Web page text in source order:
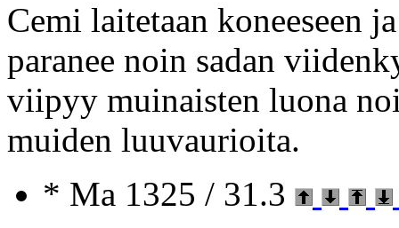
Cemi laitetaan koneeseen
paranee noin sadan
viipyy muinaisten luona
muiden luuvaurioita.
* Ma 1325 / 31.3